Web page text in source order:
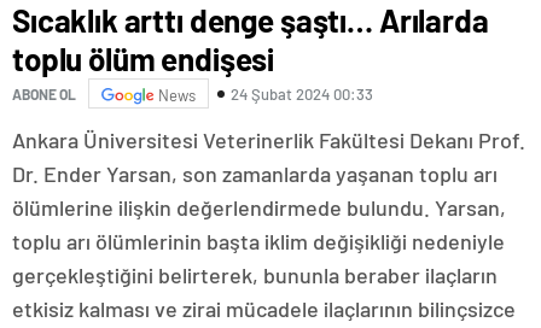
Sıcaklık arttı denge şaştı… Arılarda
toplu ölüm endişesi
ABONE OL News 24 Şubat 2024 00:33
Ankara Üniversitesi Veterinerlik Fakültesi Dekanı Prof.
Dr. Ender Yarsan, son zamanlarda yaşanan toplu arı
ölümlerine ilişkin değerlendirmede bulundu. Yarsan,
toplu arı ölümlerinin başta iklim değişikliği nedeniyle
gerçekleştiğini belirterek, bununla beraber ilaçların
etkisiz kalması ve zirai mücadele ilaçlarının bilinçsizce